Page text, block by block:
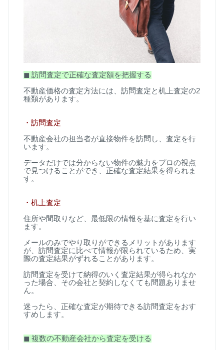
◼ 訪問査定で正確な査定額を把握する
不動産価格の査定方法には、訪問査定と机上査定の2
種類があります。
・訪問査定
不動産会社の担当者が直接物件を訪問し、査定を行
います。
データだけでは分からない物件の魅力をプロの視点
で見つけることができ、正確な査定結果を得られま
す。
・机上査定
住所や間取りなど、最低限の情報を基に査定を行い
ます。
メールのみでやり取りができるメリットがあります
が、訪問査定に比べて情報が限られているため、実
際の査定結果がずれることがあります。
訪問査定を受けて納得のいく査定結果が得られなか
った場合、その会社と契約しなくても問題ありませ
ん。
迷ったら、正確な査定が期待できる訪問査定をおす
すめします。
◼ 複数の不動産会社から査定を受ける